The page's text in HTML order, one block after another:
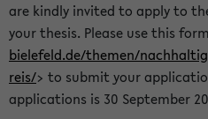
are kindly invited to apply to
your thesis. Please use this
bielefeld.de/themen/
reis/> to submit your
applications is 30 September